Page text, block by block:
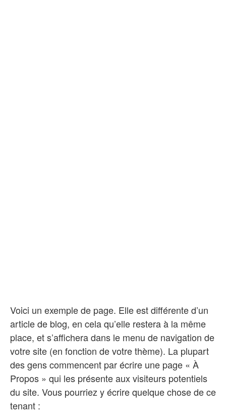
Voici un exemple de page. Elle est différente d’un
article de blog, en cela qu’elle restera à la même
place, et s’affichera dans le menu de navigation de
votre site (en fonction de votre thème). La plupart
des gens commencent par écrire une page « À
Propos » qui les présente aux visiteurs potentiels
du site. Vous pourriez y écrire quelque chose de ce
tenant :